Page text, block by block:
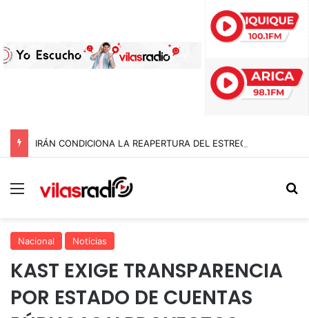
Menú
Nacional Noticias
KAST EXIGE TRANSPARENCIA
POR ESTADO DE CUENTAS